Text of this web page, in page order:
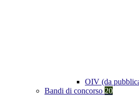
OIV (da
Bandi di concorso 20